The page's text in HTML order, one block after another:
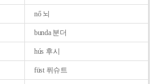
nő 뇌
bunda 분더
hús 후시
füst 퓌슈트